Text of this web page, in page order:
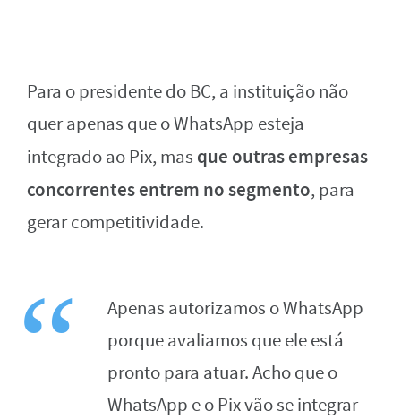
Para o presidente do BC, a instituição não
quer apenas que o WhatsApp esteja
integrado ao Pix, mas que outras empresas
concorrentes entrem no segmento, para
gerar competitividade.
Apenas autorizamos o WhatsApp
porque avaliamos que ele está
pronto para atuar. Acho que o
WhatsApp e o Pix vão se integrar